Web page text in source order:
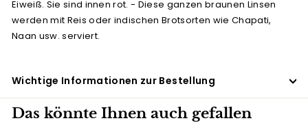
Eiweiß. Sie sind innen rot. - Diese ganzen braunen Linsen
werden mit Reis oder indischen Brotsorten wie Chapati,
Naan usw. serviert.
Wichtige Informationen zur Bestellung
Das könnte Ihnen auch gefallen